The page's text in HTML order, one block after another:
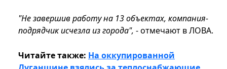
"Не завершив работу на 13 объектах, компания-
подрядчик исчезла из города", - отмечают в ЛОВА.
Читайте также: На оккупированной